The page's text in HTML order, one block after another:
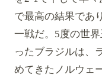
で最高の結果であ
一戦だ。5度の世
ったブラジルは、
めてきたノルウェ